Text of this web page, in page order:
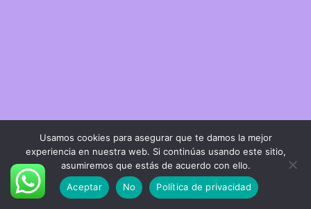
Usamos cookies para asegurar que te damos la mejor
experiencia en nuestra web. Si continúas usando este sitio,
asumiremos que estás de acuerdo con ello.
Aceptar
No Política de privacidad